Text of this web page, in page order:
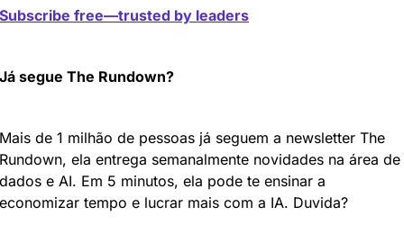
Subscribe free—trusted by leaders
Já segue The Rundown?
Mais de 1 milhão de pessoas já seguem a newsletter The
Rundown, ela entrega semanalmente novidades na área de
dados e AI. Em 5 minutos, ela pode te ensinar a
economizar tempo e lucrar mais com a IA. Duvida?